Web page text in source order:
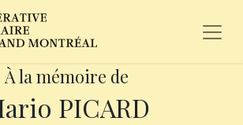
À la mémoire de
PICARD